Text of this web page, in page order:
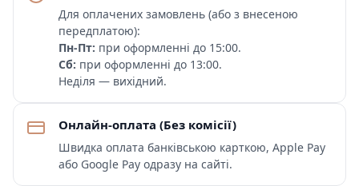
Для оплачених замовлень (або з внесеною
передплатою):
Пн-Пт: при оформленні до 15:00.
Сб: при оформленні до 13:00.
Неділя — вихідний.
Онлайн-оплата (Без комісії)
Швидка оплата банківською карткою, Apple Pay
або Google Pay одразу на сайті.